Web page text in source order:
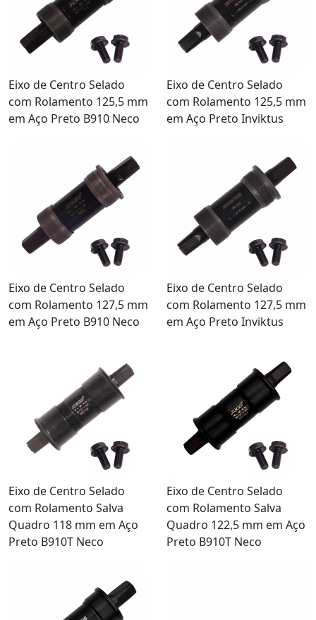
Eixo de Centro Selado
com Rolamento 125,5 mm
em Aço Preto B910 Neco
Eixo de Centro Selado
com Rolamento 125,5 mm
em Aço Preto Inviktus
Eixo de Centro Selado
com Rolamento 127,5 mm
em Aço Preto B910 Neco
Eixo de Centro Selado
com Rolamento 127,5 mm
em Aço Preto Inviktus
Eixo de Centro Selado
com Rolamento Salva
Quadro 118 mm em Aço
Preto B910T Neco
Eixo de Centro Selado
com Rolamento Salva
Quadro 122,5 mm em Aço
Preto B910T Neco